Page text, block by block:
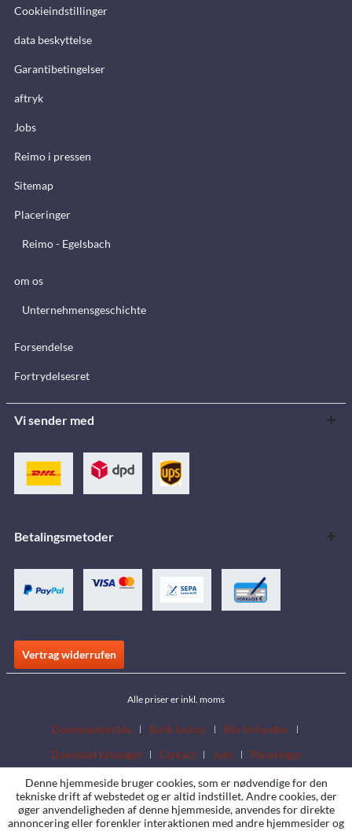
Cookieindstillinger
data beskyttelse
Garantibetingelser
aftryk
Jobs
Reimo i pressen
Sitemap
Placeringer
Reimo - Egelsbach
om os
Unternehmensgeschichte
Forsendelse
Fortrydelsesret
Vi sender med
Betalingsmetoder
Vertrag widerrufen
Alle priser er inkl. moms
Downloadområde Butik locator
Bliv forhandler
Download kataloger
Contact Jobs Placeringer
Denne hjemmeside bruger cookies, som er nødvendige for den
tekniske drift af webstedet og er altid indstillet. Andre cookies, der
øger anvendeligheden af denne hjemmeside, anvendes for direkte
annoncering eller forenkler interaktionen med andre hjemmesider og